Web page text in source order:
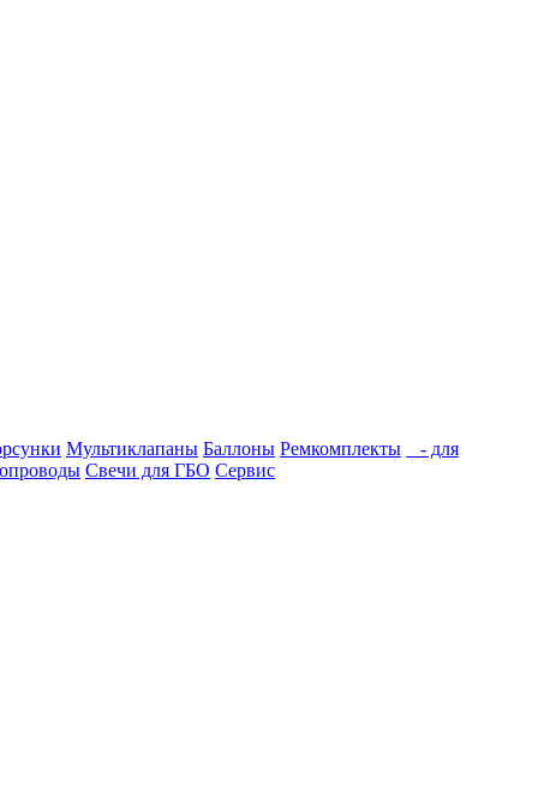
Мультиклапаны Баллоны Ремкомплекты
- для
Свечи для ГБО Сервис